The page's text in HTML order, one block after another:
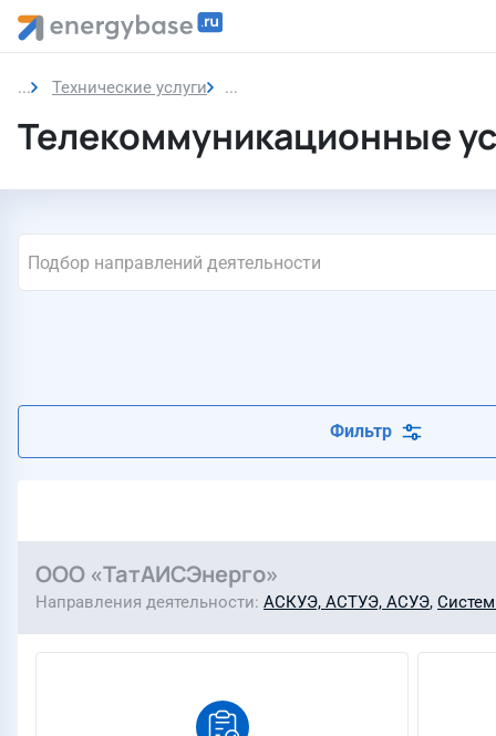
Технические услуги Телекоммуникационные услуги
Телекоммуникационные
Подбор направлений деятельности
Фильтр
ООО «ТатАИСЭнерго»
Направления деятельности АСКУЭ, АСТУЭ, АСУЭ,